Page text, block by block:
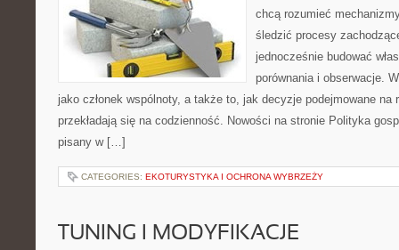
chcą rozumieć
śledzić procesy
jednocześnie budować
porównania i obserwacje.
jako członek wspólnoty, a także to, jak decyzje podejmowane na
przekładają się na codzienność. Nowości na stronie Polityka
pisany w […]
CATEGORIES: EKOTURYSTYKA I OCHRONA WYBRZEŻY
TUNING I MODYFIKACJE